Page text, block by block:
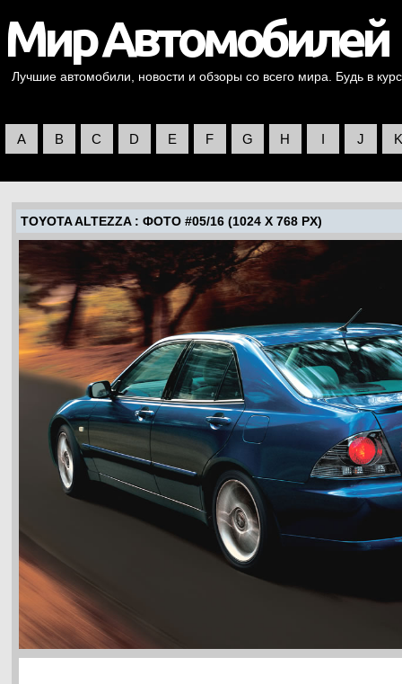
Лучшие автомобили, новости и обзоры со всего мира. Будь в
A B C D E F G H I J K
TOYOTA ALTEZZA: ФОТО #05/16 (1024 X 768 PX)